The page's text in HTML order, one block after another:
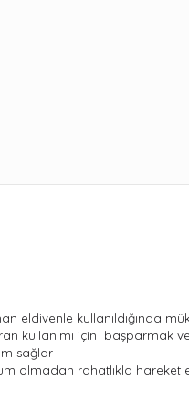
eldivenle kullanıldığında
kullanımı için başparmak ve
sağlar
olmadan rahatlıkla hareket